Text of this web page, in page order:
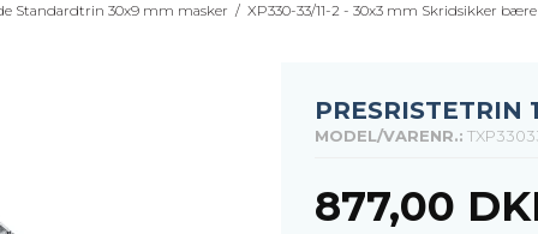
Presristmåtter
Fiberriste -
Fiberriste -
Se alle
Standardtrin 30x9 mm masker / XP330-33/11-2 - 30x3 mm Skridsikker
PRESRISTETRIN
MODEL/VARENR.:
877,00